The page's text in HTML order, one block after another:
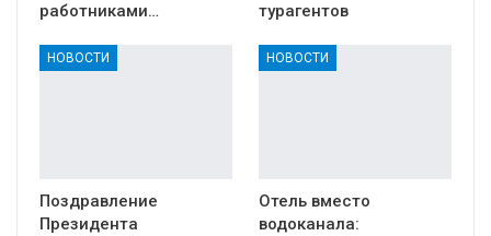
работниками…
турагентов
НОВОСТИ
Поздравление
Президента
НОВОСТИ
Отель вместо
водоканала: